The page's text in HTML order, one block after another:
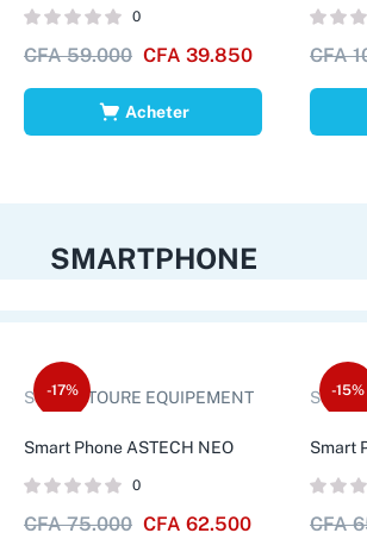
0
CFA59.000 CFA 39.850
Acheter
CFA
SMARTPHONE
-17%
Sold by: TOURE EQUIPEMENT
Smart Phone ASTECH NEO
0
CFA75.000 CFA 62.500
-15%
Sold by:
Smart
CFA